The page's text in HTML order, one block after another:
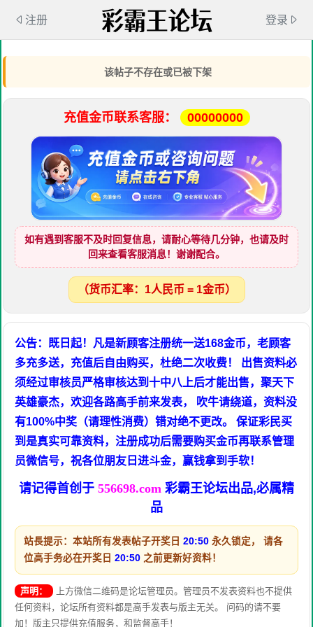
注册 登录
该帖子不存在或已被下架
充值金币联系客服： 00000000
如有遇到客服不及时回复信息，请耐心等待几分钟，也请及时
回来查看客服消息！谢谢配合。
（货币汇率：1人民币 = 1金币）
公告：既日起！凡是新顾客注册统一送168金币，老顾客
多充多送，充值后自由购买，杜绝二次收费！ 出售资料必
须经过审核员严格审核达到十中八上后才能出售，聚天下
英雄豪杰，欢迎各路高手前来发表， 吹牛请绕道，资料没
有100%中奖（请理性消费）错对绝不更改。 保证彩民买
到是真实可靠资料，注册成功后需要购买金币再联系管理
员微信号，祝各位朋友日进斗金，赢钱拿到手软！
请记得首创于 556698.com 彩霸王论坛出品,必属精
品
站長提示：本站所有发表帖子开奖日 20:50 永久锁定， 请各
位高手务必在开奖日 20:50 之前更新好资料！
声明：
上方微信二维码是论坛管理员。管理员不发表资料也不提供
任何资料，论坛所有资料都是高手发表与版主无关。 问码的请不要
加！版主只提供充值服务，和监督高手！